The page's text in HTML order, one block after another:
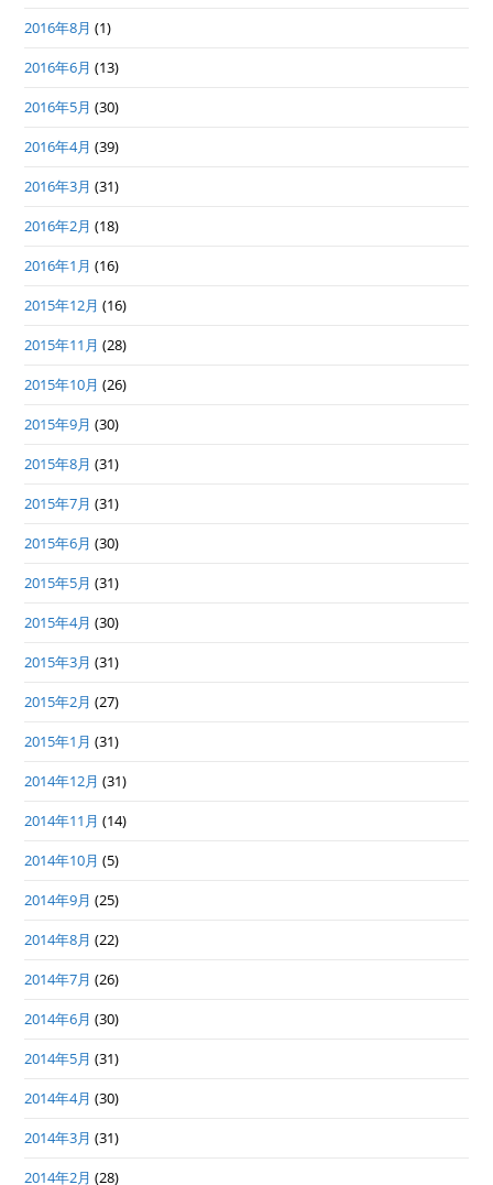
2016年8月 (1)
2016年6月 (13)
2016年5月 (30)
2016年4月 (39)
2016年3月 (31)
2016年2月 (18)
2016年1月 (16)
2015年12月 (16)
2015年11月 (28)
2015年10月 (26)
2015年9月 (30)
2015年8月 (31)
2015年7月 (31)
2015年6月 (30)
2015年5月 (31)
2015年4月 (30)
2015年3月 (31)
2015年2月 (27)
2015年1月 (31)
2014年12月 (31)
2014年11月 (14)
2014年10月 (5)
2014年9月 (25)
2014年8月 (22)
2014年7月 (26)
2014年6月 (30)
2014年5月 (31)
2014年4月 (30)
2014年3月 (31)
2014年2月 (28)